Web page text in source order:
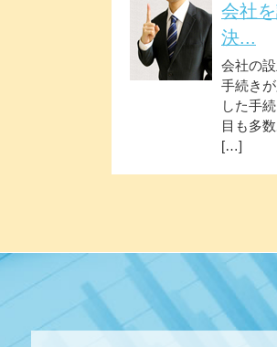
会社
決...
会社の
手続き
した手
目も多
[…]